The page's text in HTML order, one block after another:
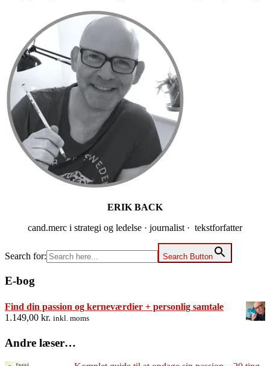
Sidebar
ERIK BACK
cand.merc i strategi og ledelse · journalist · tekstforfatter
Search for: Search Button
E-bog
Find din passion og kerneværdier + personlig samtale
1.149,00 kr. inkl. moms
Andre læser…